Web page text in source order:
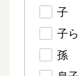
子
子ら
孫